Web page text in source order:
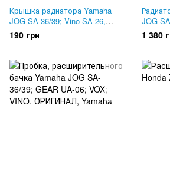
Крышка радиатора Yamaha
JOG SA-36/39; Vino SA-26,
Gear UA-06
190 грн
JOG
VOX
1 380